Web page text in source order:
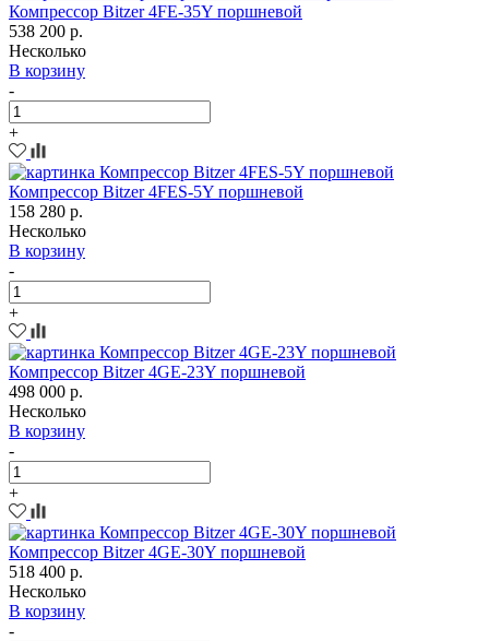
Компрессор Bitzer 4FE-35Y поршневой
538 200 р.
Несколько
В корзину
-
+
Компрессор Bitzer 4FES-5Y поршневой
158 280 р.
Несколько
В корзину
-
+
Компрессор Bitzer 4GE-23Y поршневой
498 000 р.
Несколько
В корзину
-
+
Компрессор Bitzer 4GE-30Y поршневой
518 400 р.
Несколько
В корзину
-